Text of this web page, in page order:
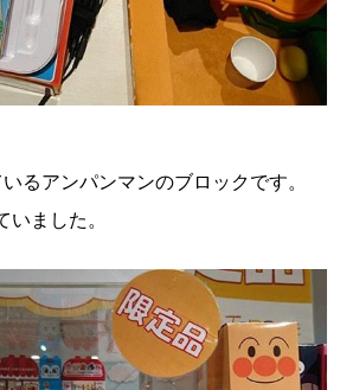
るアンパンマンのブロックです。
いました。